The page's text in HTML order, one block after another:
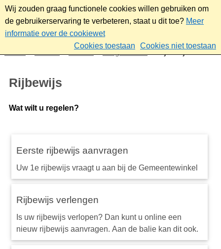
Wij zouden graag functionele cookies willen gebruiken om
de gebruikerservaring te verbeteren, staat u dit toe? Meer
informatie over de cookiewet
Cookies toestaan
Cookies niet toestaan
Wonen Burgerzaken Rijbewijs
Rijbewijs
Wat wilt u regelen?
Eerste rijbewijs aanvragen
Uw 1e rijbewijs vraagt u aan bij de Gemeentewinkel
Rijbewijs verlengen
Is uw rijbewijs verlopen? Dan kunt u online een
nieuw rijbewijs aanvragen. Aan de balie kan dit ook.